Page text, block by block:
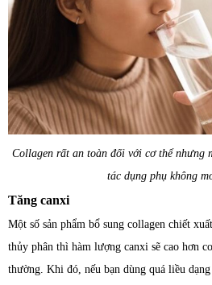
Collagen rất an toàn đối với cơ thể nhưng
tác dụng phụ không
Tăng canxi
Một số sản phẩm bổ sung collagen chiết
thủy phân thì hàm lượng canxi sẽ cao hơn
thường. Khi đó, nếu bạn dùng quá liều